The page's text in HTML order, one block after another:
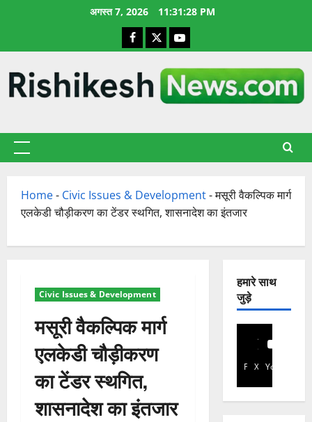
अगस्त 7, 2026 11:31:29 PM
Facebook
X YouTube
प्राथमिक
Home- Civic Issues & Development-मसूरी वैकल्पिक मार्ग
एलकेडी चौड़ीकरण का टेंडर स्थगित, शासनादेश का इंतजार
Civic Issues & Development
मसूरी वैकल्पिक मार्ग
एलकेडी चौड़ीकरण
का टेंडर स्थगित,
शासनादेश का इंतजार
हमारे साथ
जुड़े
Facebook
X YouTube